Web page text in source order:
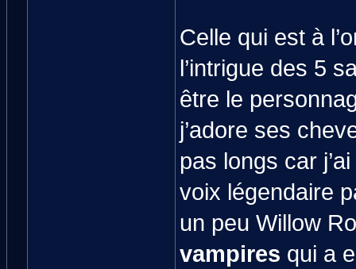
Celle qui est à
l’intrigue des 5
être le
j’adore ses
pas longs car
voix légendaire
un peu Willow
vampires qui a